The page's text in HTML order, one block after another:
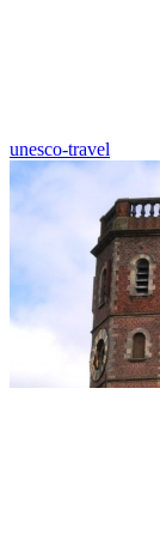
unesco-travel